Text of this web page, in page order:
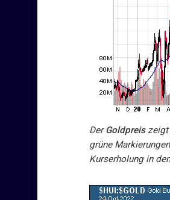
DerGoldpreiszeigt
grüne
Kurserholung in